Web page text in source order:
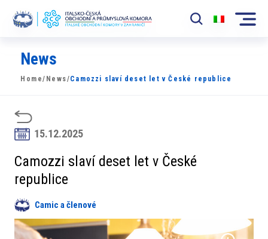
Komora
News
Události
Rozvoj Trhu
Členové
​​Projekty
News
Home/ News/Camozzi slaví deset let v České republice
15.12.2025
Camozzi slaví deset let v České
republice
Camic a členové